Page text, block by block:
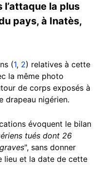
la plus
pays, à Inatès,
(1, 2) relatives à cette
la même photo
de corps exposés à
drapeau nigérien.
évoquent le bilan
tués dont 26
", sans donner
lieu et la date de cette